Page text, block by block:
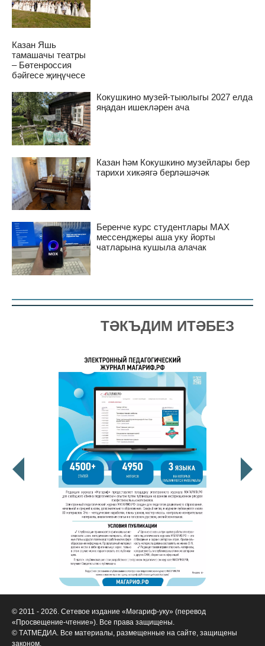
Казан Яшь
тамашачы театры
– Бөтенроссия
бәйгесе җиңүчесе
Кокушкино музей-тыюлыгы 2027 елда
яңадан ишекләрен ача
Казан һәм Кокушкино музейлары бер
тарихи хикәягә берләшәчәк
Беренче курс студентлары MAX
мессенджеры аша уку йорты
чатларына кушыла алачак
ТӘКЪДИМ ИТӘБЕЗ
© 2011 - 2026. Сетевое издание «Мәгариф-уку» (перевод
«Просвещение-чтение»). Все права защищены.
© ТАТМЕДИА. Все материалы, размещенные на сайте, защищены
законом.